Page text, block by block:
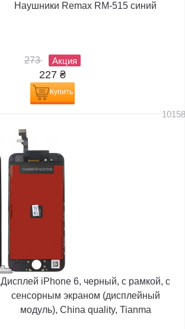
Наушники Remax RM-515 синий
273 Акция
227 ₴
Купить
Дисплей iPhone 6, черный, с рамкой, с
сенсорным экраном (дисплейный
модуль), China quality, Tianma